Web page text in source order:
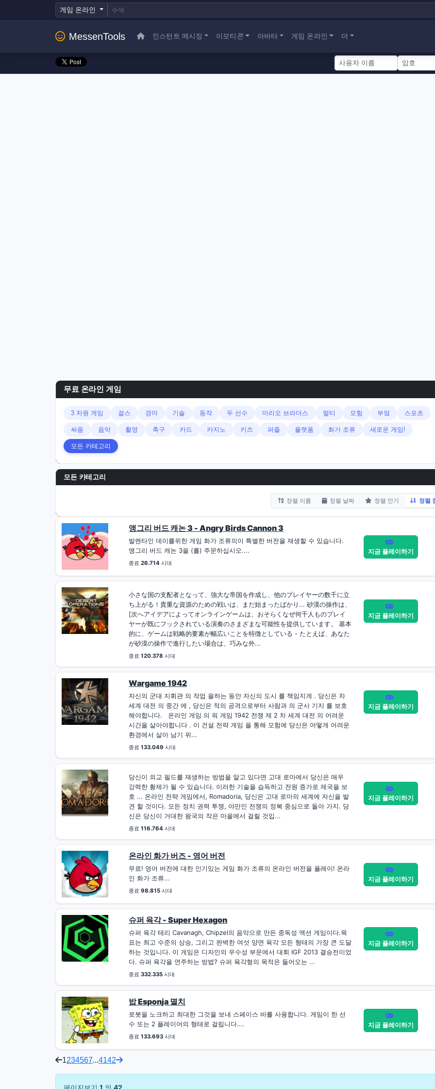
게임 온라인
MessenTools 인스턴트 메시징 이모티콘 아바타 게임 온라인 더
무료 온라인 게임
3 차원 게임 걸스 경마 기술 동작 두 선수 마리오 브라더스 멀티 모험 부엌 스포츠
싸움 음악 촬영 축구 카드 카지노 키즈 퍼즐 플랫폼 화가 조류 새로운 게임!
모든 카테고리
모든 카테고리
정렬 이름 정렬 날짜 정렬 인기 정렬
앵그리 버드 캐논 3 - Angry Birds Cannon 3
발렌타인 데이를위한 게임 화가 조류의이 특별한 버전을 재생할 수 있습니다.
앵그리 버드 캐논 3을 (를) 주문하십시오....
종료26.714 시대
지금 플레이하기
小さな国の支配者となって、強大な帝国を作成し、他のプレイヤーの数千に立
ち上がる！貴重な資源のための戦いは、まだ始まったばかり... 砂漠の操作は、
[次へアイデアによってオンラインゲームは、おそらくなぜ何千人ものプレイ
ヤーが既にフックされている演奏のさまざまな可能性を提供しています。 基本
的に、ゲームは戦略的要素が幅広いことを特徴としている - たとえば、あなた
が砂漠の操作で進行したい場合は、巧みな外...
종료120.378 시대
지금 플레이하기
Wargame 1942
자신의 군대 지휘관 의 작업 을하는 동안 자신의 도시 를 책임지게 . 당신은 차
세계 대전 의 중간 에 , 당신은 적의 공격으로부터 사람과 의 군사 기지 를 보호
해야합니다. 온라인 게임 의 워 게임 1942 전쟁 제 2 차 세계 대전 의 어려운
시간을 살아야합니다 . 이 건설 전략 게임 을 통해 모험에 당신은 어떻게 어려운
환경에서 살아 남기 위...
종료133.049 시대
지금 플레이하기
당신이 외교 필드를 재생하는 방법을 알고 있다면 고대 로마에서 당신은 매우
강력한 황제가 될 수 있습니다. 이러한 기술을 습득하고 전원 증가로 제국을 보
호 ... 온라인 전략 게임에서, Romadoria, 당신은 고대 로마의 세계에 자신을 발
견 할 것이다. 모든 정치 권력 투쟁, 야만인 전쟁의 정복 중심으로 돌아 가지. 당
신은 당신이 거대한 왕국의 작은 마을에서 걸릴 것입...
종료116.764 시대
지금 플레이하기
온라인 화가 버즈 - 영어 버전
무료! 영어 버전에 대한 인기있는 게임 화가 조류의 온라인 버전을 플레이! 온라
인 화가 조류...
종료98.815 시대
지금 플레이하기
슈퍼 육각 - Super Hexagon
슈퍼 육각 테리 Cavanagh, Chipzel의 음악으로 만든 중독성 액션 게임이다.목
표는 최고 수준의 상승, 그리고 완벽한 여섯 양면 육각 모든 형태의 가장 큰 도달
하는 것입니다. 이 게임은 디자인의 우수성 부문에서 대회 IGF 2013 결승전이었
다. 슈퍼 육각을 연주하는 방법? 슈퍼 육각형의 목적은 들어오는 ...
종료332.335 시대
지금 플레이하기
밥 Esponja 멸치
로봇을 노크하고 최대한 그것을 보내 스페이스 바를 사용합니다. 게임이 한 선
수 또는 2 플레이어의 형태로 걸립니다....
종료133.693 시대
지금 플레이하기
1234567...4142
페이지보기 1 의 42